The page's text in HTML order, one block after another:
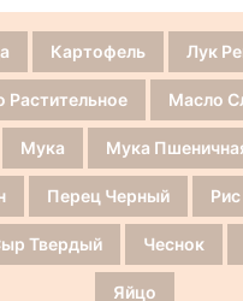
Картофель Лук
Растительное Масло
Мука Мука
Перец Черный Рис
Твердый Чеснок
Яйцо